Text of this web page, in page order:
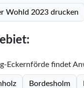
Wohld 2023 drucken
Eckernförde findet
Bordesholm